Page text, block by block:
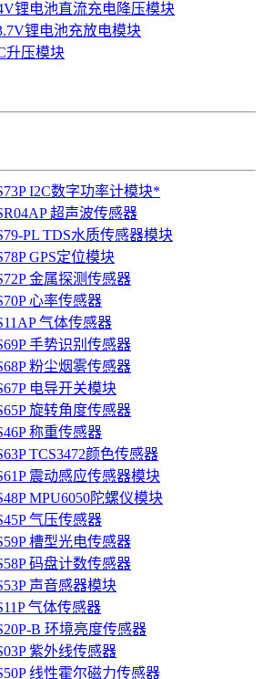
锂电池直流充电降压模块
锂电池充放电模块
升压模块
I2C数字功率计模块*
超声波传感器
PL TDS水质传感器模块
GPS定位模块
金属探测传感器
心率传感器
气体传感器
手势识别传感器
粉尘烟雾传感器
电导开关模块
旋转角度传感器
称重传感器
TCS3472颜色传感器
震动感应传感器模块
MPU6050陀螺仪模块
气压传感器
槽型光电传感器
码盘计数传感器
声音感器模块
气体传感器
B 环境亮度传感器
紫外线传感器
线性霍尔磁力传感器